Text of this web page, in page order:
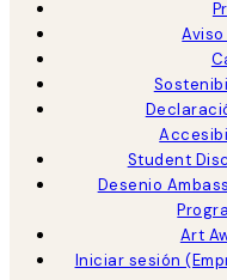
Student
Desenio
Art
Iniciar sesión